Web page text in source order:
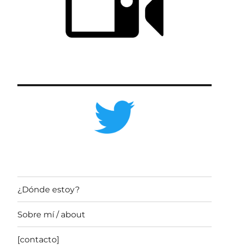
¿Dónde estoy?
Sobre mí / about
[contacto]